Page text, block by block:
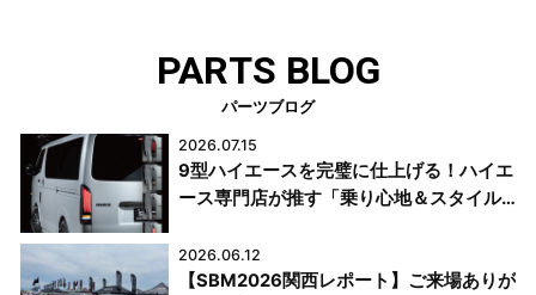
PARTS BLOG
パーツブログ
2026.07.15
9型ハイエースを完璧に仕上げる！ハイエ
ース専門店が推す「乗り心地＆スタイルU
プ～乗り心地改善まで
2026.06.12
【SBM2026関西レポート】ご来場ありが